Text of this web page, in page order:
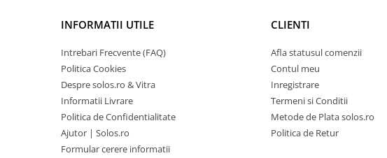
INFORMATII UTILE
Intrebari Frecvente (FAQ)
Politica Cookies
Despre solos.ro & Vitra
Informatii Livrare
Politica de Confidentialitate
Ajutor | Solos.ro
Formular cerere informatii
CLIENTI
Afla statusul comenzii
Contul meu
Inregistrare
Termeni si Conditii
Metode de Plata solos.ro
Politica de Retur